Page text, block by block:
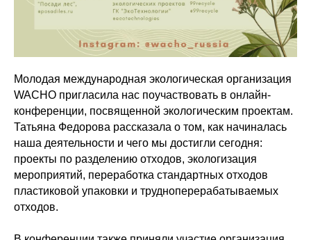
Молодая международная экологическая организация
WACHO пригласила нас поучаствовать в онлайн-
конференции, посвященной экологическим проектам.
Татьяна Федорова рассказала о том, как начиналась
наша деятельности и чего мы достигли сегодня:
проекты по разделению отходов, экологизация
мероприятий, переработка стандартных отходов
пластиковой упаковки и трудноперерабатываемых
отходов.